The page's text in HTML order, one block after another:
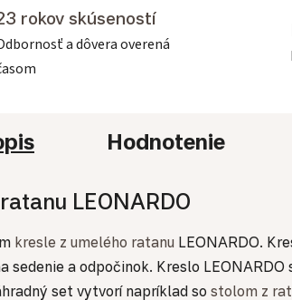
rokov skúseností
a dôvera overená
Hodnotenie
LEONARDO
kresle z umelého ratanu LEONARDO.
a odpočinok. Kreslo
set vytvorí napríklad so stolom z